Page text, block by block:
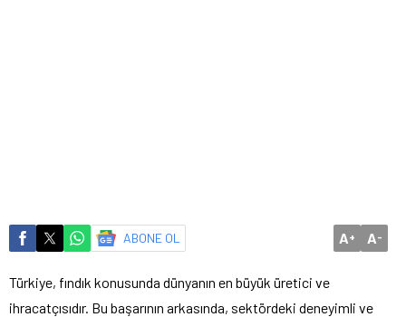
ABONE OL A+ A-
Türkiye, fındık konusunda dünyanın en büyük üretici ve
ihracatçısıdır. Bu başarının arkasında, sektördeki deneyimli ve